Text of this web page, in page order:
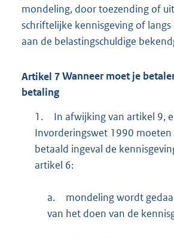
mondeling, door toezending of
schriftelijke kennisgeving of
aan de belastingschuldige
Artikel 7Wanneer moet je
betaling
1.
In afwijking van artikel 9,
Invorderingswet 1990 moeten
betaald ingeval de
artikel 6:
a.
mondeling wordt
van het doen van de